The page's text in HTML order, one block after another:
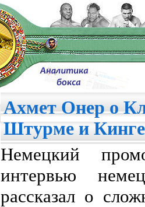
Ахмет Онер о
Штурме и Кинге
Немецкий
интервью
рассказал о